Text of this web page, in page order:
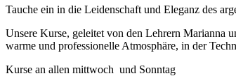
Tauche ein in die Leidenschaft und Eleganz des
Unsere Kurse, geleitet von den Lehrern Marianna
warme und professionelle Atmosphäre, in der
Kurse an allen mittwoch und Sonntag